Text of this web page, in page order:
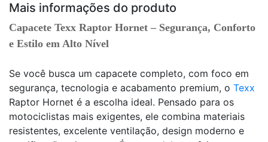
Mais informações do produto
Capacete Texx Raptor Hornet – Segurança, Conforto
e Estilo em Alto Nível
Se você busca um capacete completo, com foco em
segurança, tecnologia e acabamento premium, o Texx
Raptor Hornet é a escolha ideal. Pensado para os
motociclistas mais exigentes, ele combina materiais
resistentes, excelente ventilação, design moderno e